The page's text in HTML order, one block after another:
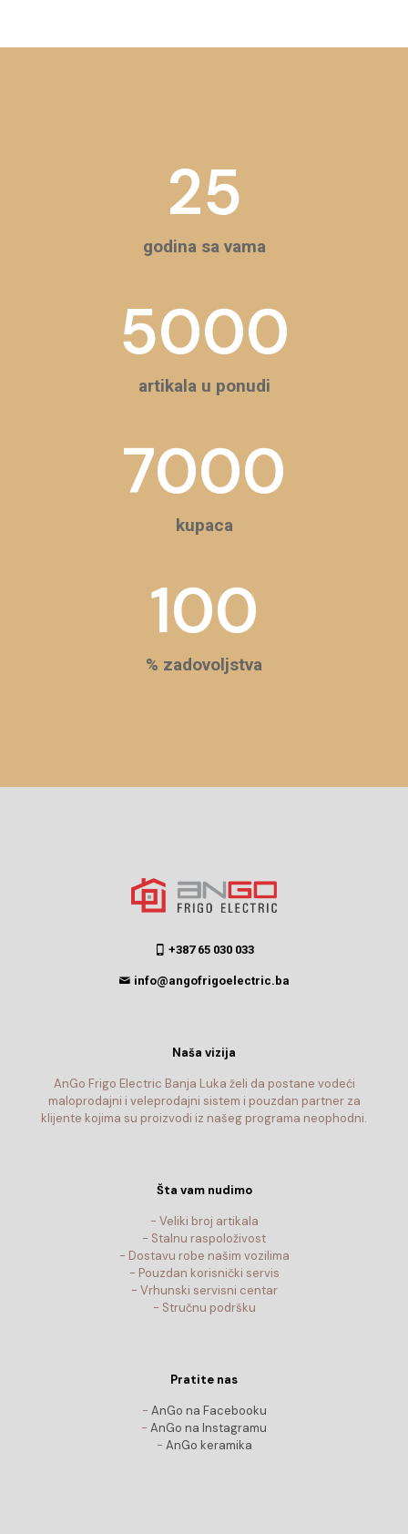
25
godina sa vama
5000
artikala u ponudi
7000
kupaca
100
% zadovoljstva
+387 65 030 033
info@angofrigoelectric.ba
Naša vizija
AnGo Frigo Electric Banja Luka želi da postane vodeći
maloprodajni i veleprodajni sistem i pouzdan partner za
klijente kojima su proizvodi iz našeg programa neophodni.
Šta vam nudimo
- Veliki broj artikala
- Stalnu raspoloživost
- Dostavu robe našim vozilima
- Pouzdan korisnički servis
- Vrhunski servisni centar
- Stručnu podršku
Pratite nas
- AnGo na Facebooku
- AnGo na Instagramu
- AnGo keramika